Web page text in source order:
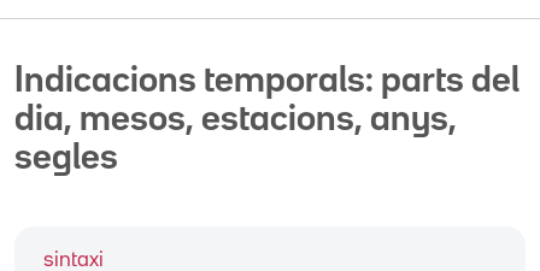
Indicacions temporals: parts del
dia, mesos, estacions, anys,
segles
sintaxi